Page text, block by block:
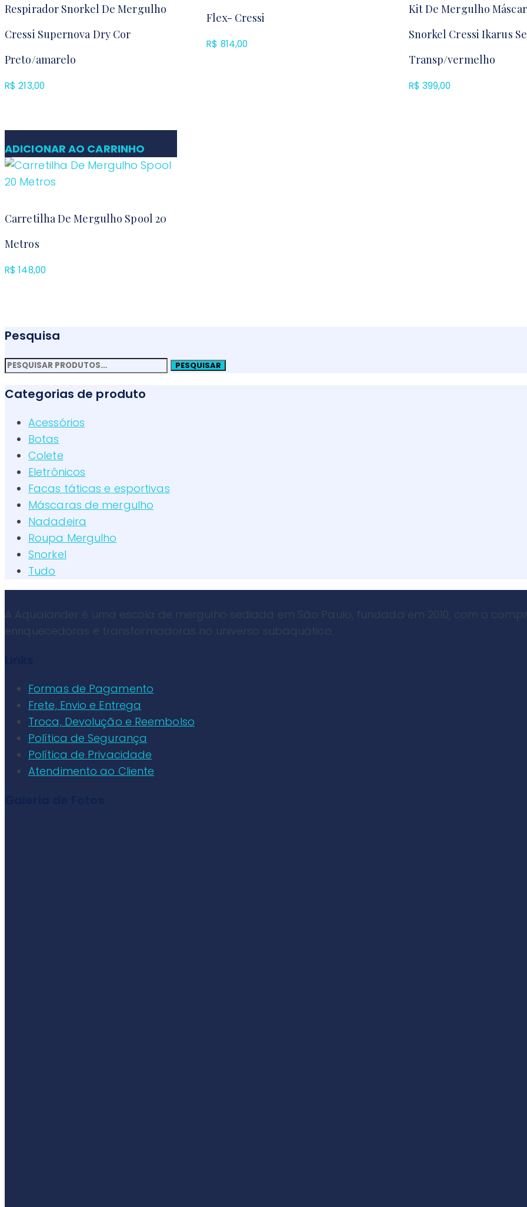
Respirador Snorkel De Mergulho
Cressi Supernova Dry Cor
Preto/amarelo
R$ 213,00
Flex- Cressi
R$ 814,00
Kit De Mergulho
Snorkel Cressi Ikarus
Transp/vermelho
R$ 399,00
ADICIONAR AO CARRINHO
Carretilha De Mergulho Spool 20
Metros
R$ 148,00
Pesquisa
Pesquisar
PESQUISAR
Categorias de produto
Acessórios
Botas
Colete
Eletrônicos
Facas táticas e esportivas
Máscaras de mergulho
Nadadeira
Roupa Mergulho
Snorkel
Tudo
A Aqualander é uma escola de mergulho sediada em São Paulo, fundada em 2010, com o
enriquecedoras e transformadoras no universo subaquático.
Formas de Pagamento
Frete, Envio e Entrega
Troca, Devolução e Reembolso
Política de Segurança
Política de Privacidade
Atendimento ao Cliente